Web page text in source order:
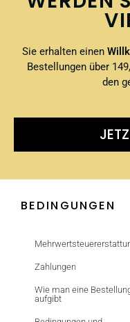
Sie erhalten einen
Bestellungen über
den
BEDINGUNGEN
Zahlungen
Wie man eine
aufgibt